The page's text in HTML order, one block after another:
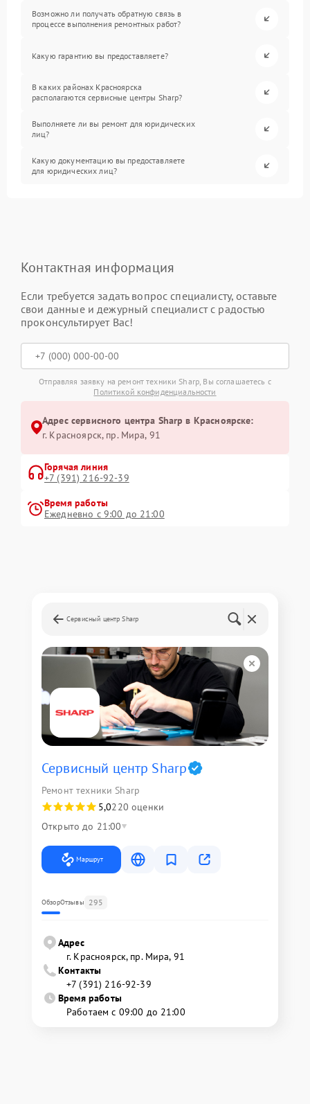
Возможно ли получать обратную связь в
процессе выполнения ремонтных работ?
Какую гарантию вы предоставляете?
В каких районах Красноярска
располагаются сервисные центры Sharp?
Выполняете ли вы ремонт для юридических
лиц?
Какую документацию вы предоставляете
для юридических лиц?
Контактная информация
Если требуется задать вопрос специалисту, оставьте
свои данные и дежурный специалист с радостью
проконсультирует Вас!
Отправляя заявку на ремонт техники Sharp, Вы соглашаетесь с
Политикой конфиденциальности
Адрес сервисного центра Sharp в Красноярске:
г. Красноярск, ​пр. Мира, 91
Горячая линия
+7 (391) 216-92-39
Время работы
Ежедневно с 9:00 до 21:00
Сервисный центр Sharp
Сервисный центр Sharp
Ремонт техники Sharp
5,0220 оценки
Открыто до 21:00
Маршрут
ОбзорОтзывы 295
Адрес
г. Красноярск, ​пр. Мира, 91
Контакты
+7 (391) 216-92-39
Время работы
Работаем с 09:00 до 21:00